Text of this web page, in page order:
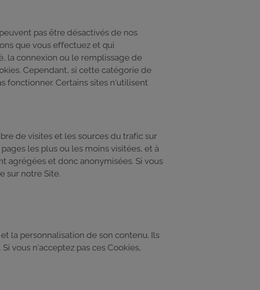
pas être désactivés de nos
que vous effectuez et qui
la connexion ou le remplissage de
Cependant, si cette catégorie de
fonctionner. Certains sites n'utilisent
de visites et les sources du trafic sur
les plus ou les moins visitées, et à
agrégées et donc anonymisées. Si vous
sur notre Site.
la personnalisation de son contenu. Ils
vous n'acceptez pas ces Cookies,